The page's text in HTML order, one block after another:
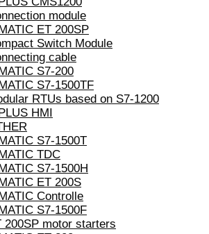
module
ET 200SP
Switch Module
cable
S7-200
S7-1500TF
RTUs based on S7-1200
HMI
S7-1500T
TDC
S7-1500H
ET 200S
Controlle
S7-1500F
200SP motor starters